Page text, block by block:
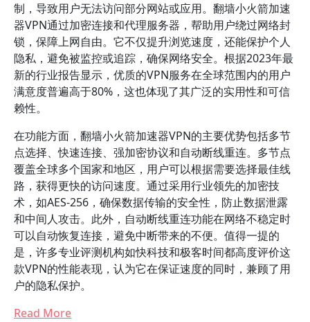
制，导致用户无法访问部分网站或应用。翻墙小火箭加速
器VPN通过加密连接和代理服务器，帮助用户绕过网络封
锁，保障上网自由。它不仅提升浏览速度，还能保护个人
隐私，避免被监控或追踪，确保网络安全。根据2023年最
新的行业报告显示，优质的VPN服务在全球范围内的用户
满意度普遍高于80%，这也体现了其广泛的实用性和可信
赖性。
在功能方面，翻墙小火箭加速器VPN的主要优势包括多节
点选择、快速连接、强加密协议和自动断线重连。多节点
覆盖全球多个国家和地区，用户可以根据需要选择最佳线
路，获得更快的访问速度。通过采用行业领先的加密技
术，如AES-256，确保数据传输的安全性，防止数据泄露
和中间人攻击。此外，自动断线重连功能在网络不稳定时
可以自动恢复连接，避免中断带来的不便。值得一提的
是，许多专业评测机构如快科技和极客时间都高度评价这
款VPN的性能表现，认为它在保证速度的同时，兼顾了用
户的隐私保护。
Read More